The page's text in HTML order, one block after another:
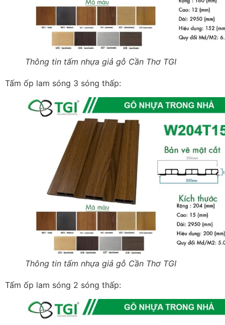
Thông tin tấm nhựa giả gỗ Cần Thơ TGI
Tấm ốp lam sóng 3 sóng thấp:
Thông tin tấm nhựa giả gỗ Cần Thơ TGI
Tấm ốp lam sóng 2 sóng thấp: